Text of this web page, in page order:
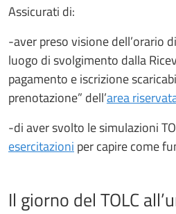
Assicurati di:
-aver preso visione dell’orario
luogo di svolgimento dalla
pagamento e iscrizione
prenotazione” dell’area
-di aver svolto le simulazioni
esercitazioni per capire come
Il giorno del TOLC